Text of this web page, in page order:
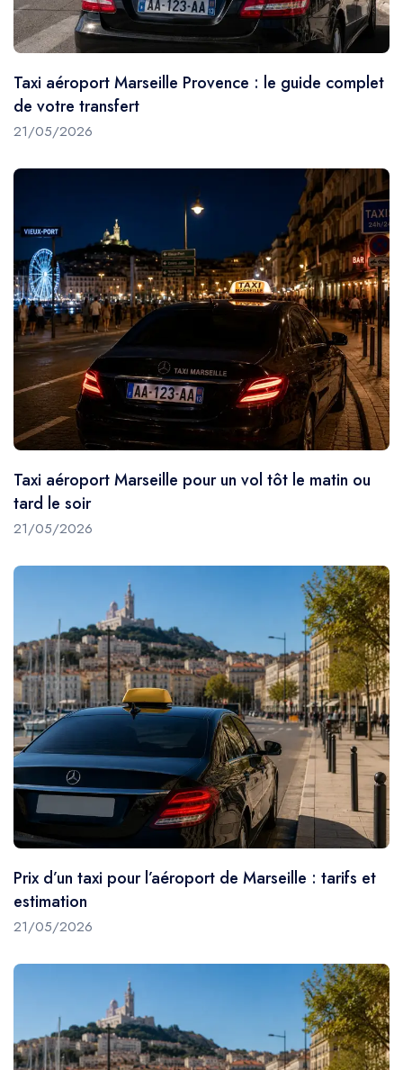
Taxi aéroport Marseille Provence : le guide complet
de votre transfert
21/05/2026
Taxi aéroport Marseille pour un vol tôt le matin ou
tard le soir
21/05/2026
Prix d’un taxi pour l’aéroport de Marseille : tarifs et
estimation
21/05/2026